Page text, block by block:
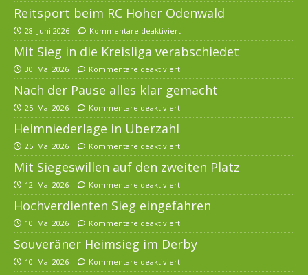
Reitsport beim RC Hoher Odenwald
28. Juni 2026 Kommentare deaktiviert
Mit Sieg in die Kreisliga verabschiedet
30. Mai 2026 Kommentare deaktiviert
Nach der Pause alles klar gemacht
25. Mai 2026 Kommentare deaktiviert
Heimniederlage in Überzahl
25. Mai 2026 Kommentare deaktiviert
Mit Siegeswillen auf den zweiten Platz
12. Mai 2026 Kommentare deaktiviert
Hochverdienten Sieg eingefahren
10. Mai 2026 Kommentare deaktiviert
Souveräner Heimsieg im Derby
10. Mai 2026 Kommentare deaktiviert